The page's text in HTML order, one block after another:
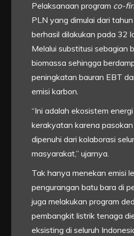
Pelaksanaan program co-
PLN yang dimulai dari
berhasil dilakukan pada 32
Melalui substitusi sebagian
biomassa sehingga
peningkatan bauran EBT
emisi karbon.
“Ini adalah ekosistem
kerakyatan karena
dipenuhi dari kolaborasi
masyarakat,” ujarnya.
Tak hanya menekan emisi
pengurangan batu bara di
juga melakukan program
pembangkit listrik tenaga
eksisting di seluruh